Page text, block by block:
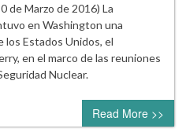
de Marzo de 2016) La
en Washington una
los Estados Unidos, el
en el marco de las reuniones
Nuclear.
Read More >>